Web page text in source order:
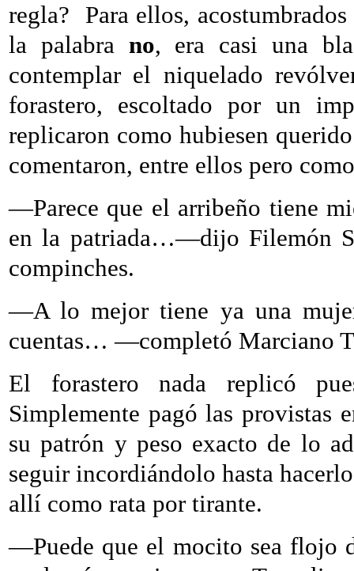
regla?
Para ellos,
la palabra no, era casi una
contemplar el niquelado
forastero, escoltado por un
replicaron como hubiesen
comentaron, entre ellos pero
—Parece que el arribeño tiene
en la patriada…—dijo Filemón
compinches.
—A lo mejor tiene ya una
cuentas… —completó Marciano
El forastero nada replicó
Simplemente pagó las provistas
su patrón y peso exacto de lo
seguir incordiándolo hasta
allí como rata por tirante.
—Puede que el mocito sea flojo